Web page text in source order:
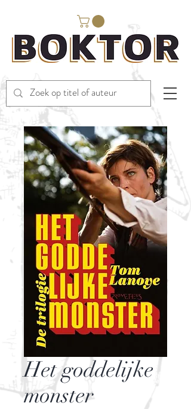
Het goddelijke
monster